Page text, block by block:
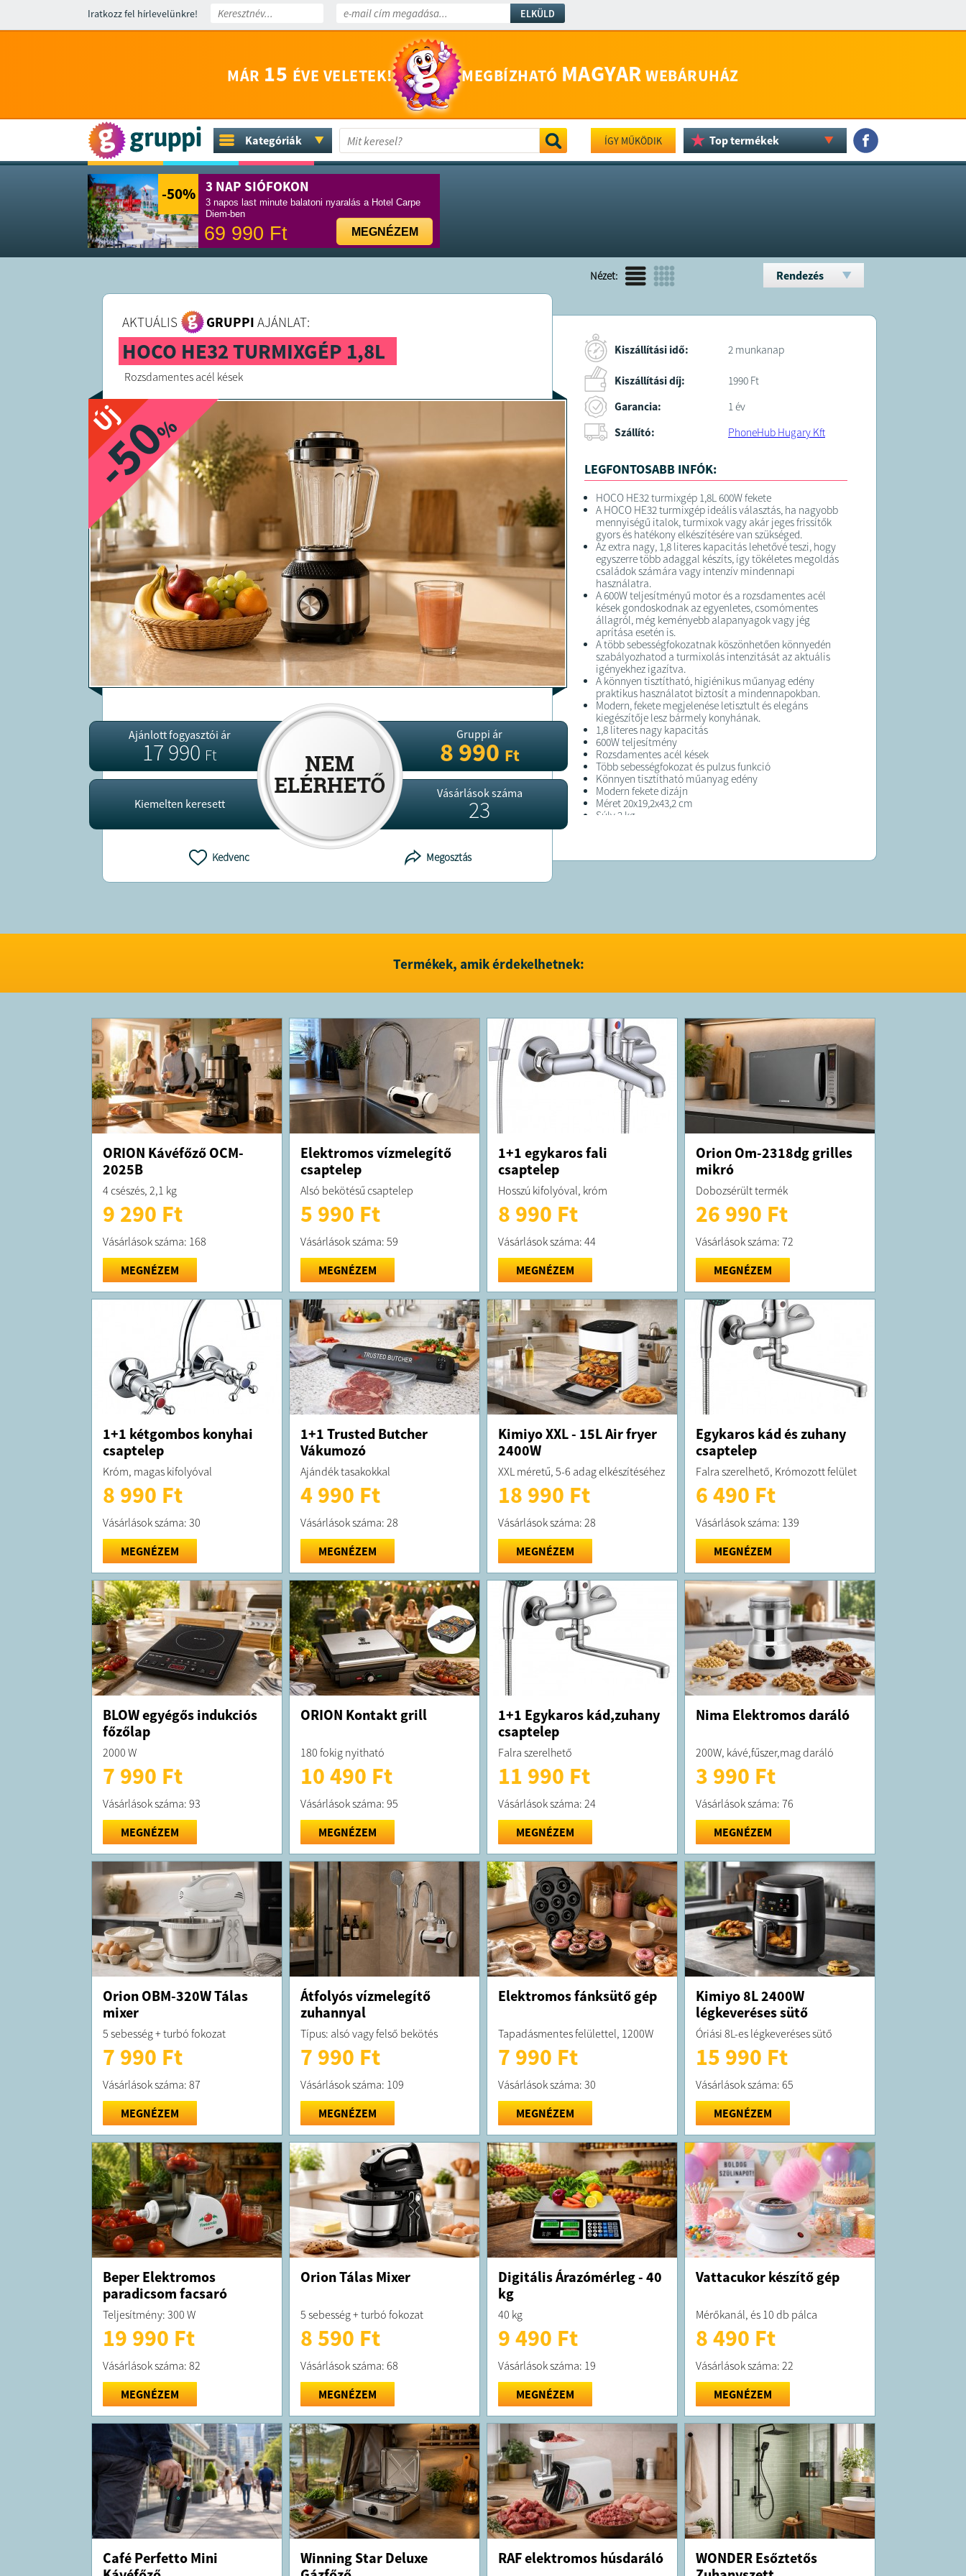
Iratkozz fel hírlevelünkre! ELKÜLD
MÁR 15 ÉVE VELETEK! MEGBÍZHATÓ MAGYAR WEBÁRUHÁZ
Kategóriák ÍGY MŰKÖDIK Top termékek
-50% 3 NAP SIÓFOKON
3 napos last minute balatoni nyaralás a Hotel Carpe
Diem-ben
69 990 Ft MEGNÉZEM
Nézet: Rendezés
AKTUÁLIS GRUPPI AJÁNLAT:
HOCO HE32 TURMIXGÉP 1,8L
Rozsdamentes acél kések
Új
-50
%
Ajánlott fogyasztói ár
17 990Ft
Kiemelten keresett
Gruppi ár
8 990Ft
Vásárlások száma
23
Kedvenc Megosztás
Kiszállítási idő: 2 munkanap
Kiszállítási díj:
1990 Ft
Garancia:
1 év
Szállító:
PhoneHub Hugary Kft
LEGFONTOSABB INFÓK:
HOCO HE32 turmixgép 1,8L 600W fekete
A HOCO HE32 turmixgép ideális választás, ha nagyobb
mennyiségű italok, turmixok vagy akár jeges frissítők
gyors és hatékony elkészítésére van szükséged.
Az extra nagy, 1,8 literes kapacitás lehetővé teszi, hogy
egyszerre több adaggal készíts, így tökéletes megoldás
családok számára vagy intenzív mindennapi
használatra.
A 600W teljesítményű motor és a rozsdamentes acél
kések gondoskodnak az egyenletes, csomómentes
állagról, még keményebb alapanyagok vagy jég
aprítása esetén is.
A több sebességfokozatnak köszönhetően könnyedén
szabályozhatod a turmixolás intenzitását az aktuális
igényekhez igazítva.
A könnyen tisztítható, higiénikus műanyag edény
praktikus használatot biztosít a mindennapokban.
Modern, fekete megjelenése letisztult és elegáns
kiegészítője lesz bármely konyhának.
1,8 literes nagy kapacitás
600W teljesítmény
Rozsdamentes acél kések
Több sebességfokozat és pulzus funkció
Könnyen tisztítható műanyag edény
Modern fekete dizájn
Méret 20x19,2x43,2 cm
Súly 2 kg
Termékek, amik érdekelhetnek:
ORION Kávéfőző OCM-
2025B
4 csészés, 2,1 kg
9 290 Ft
Vásárlások száma: 168
MEGNÉZEM
Elektromos vízmelegítő
csaptelep
Alsó bekötésű csaptelep
5 990 Ft
Vásárlások száma: 59
MEGNÉZEM
1+1 egykaros fali
csaptelep
Hosszú kifolyóval, króm
8 990 Ft
Vásárlások száma: 44
MEGNÉZEM
Orion Om-2318dg grilles
mikró
Dobozsérült termék
26 990 Ft
Vásárlások száma: 72
MEGNÉZEM
1+1 kétgombos konyhai
csaptelep
Króm, magas kifolyóval
8 990 Ft
Vásárlások száma: 30
MEGNÉZEM
1+1 Trusted Butcher
Vákumozó
Ajándék tasakokkal
4 990 Ft
Vásárlások száma: 28
MEGNÉZEM
Kimiyo XXL - 15L Air fryer
2400W
XXL méretű, 5-6 adag elkészítéséhez
18 990 Ft
Vásárlások száma: 28
MEGNÉZEM
Egykaros kád és zuhany
csaptelep
Falra szerelhető, Krómozott felület
6 490 Ft
Vásárlások száma: 139
MEGNÉZEM
BLOW egyégős indukciós
főzőlap
2000 W
7 990 Ft
Vásárlások száma: 93
MEGNÉZEM
ORION Kontakt grill
180 fokig nyitható
10 490 Ft
Vásárlások száma: 95
MEGNÉZEM
1+1 Egykaros kád,zuhany
csaptelep
Falra szerelhető
11 990 Ft
Vásárlások száma: 24
MEGNÉZEM
Nima Elektromos daráló
200W, kávé,fűszer,mag daráló
3 990 Ft
Vásárlások száma: 76
MEGNÉZEM
Orion OBM-320W Tálas
mixer
5 sebesség + turbó fokozat
7 990 Ft
Vásárlások száma: 87
MEGNÉZEM
Átfolyós vízmelegítő
zuhannyal
Típus: alsó vagy felső bekötés
7 990 Ft
Vásárlások száma: 109
MEGNÉZEM
Elektromos fánksütő gép
Tapadásmentes felülettel, 1200W
7 990 Ft
Vásárlások száma: 30
MEGNÉZEM
Kimiyo 8L 2400W
légkeveréses sütő
Óriási 8L-es légkeveréses sütő
15 990 Ft
Vásárlások száma: 65
MEGNÉZEM
Beper Elektromos
paradicsom facsaró
Teljesítmény: 300 W
19 990 Ft
Vásárlások száma: 82
MEGNÉZEM
Orion Tálas Mixer
5 sebesség + turbó fokozat
8 590 Ft
Vásárlások száma: 68
MEGNÉZEM
Digitális Árazómérleg - 40
kg
40 kg
9 490 Ft
Vásárlások száma: 19
MEGNÉZEM
Vattacukor készítő gép
Mérőkanál, és 10 db pálca
8 490 Ft
Vásárlások száma: 22
MEGNÉZEM
Café Perfetto Mini
Winning Star Deluxe
RAF elektromos húsdaráló
WONDER Esőztetős